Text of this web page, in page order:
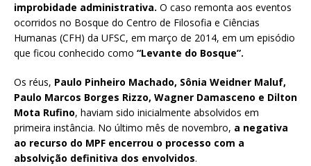
improbidade administrativa. O caso remonta aos eventos
ocorridos no Bosque do Centro de Filosofia e Ciências
Humanas (CFH) da UFSC, em março de 2014, em um episódio
que ficou conhecido como “Levante do Bosque”.
Os réus, Paulo Pinheiro Machado, Sônia Weidner Maluf,
Paulo Marcos Borges Rizzo, Wagner Damasceno e Dilton
Mota Rufino, haviam sido inicialmente absolvidos em
primeira instância. No último mês de novembro, a negativa
ao recurso do MPF encerrou o processo com a
absolvição definitiva dos envolvidos.